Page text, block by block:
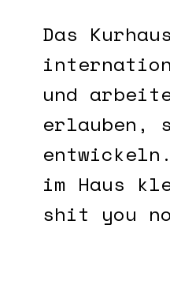
Das
und
erlauben,
im Haus
shit you